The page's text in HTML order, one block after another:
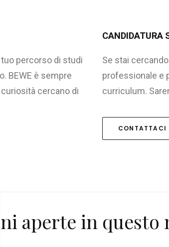
percorso di studi
BEWE è sempre
cercano di
CANDIDATURA
Se stai
professionale e
curriculum.
CONTATTACI
aperte in questo